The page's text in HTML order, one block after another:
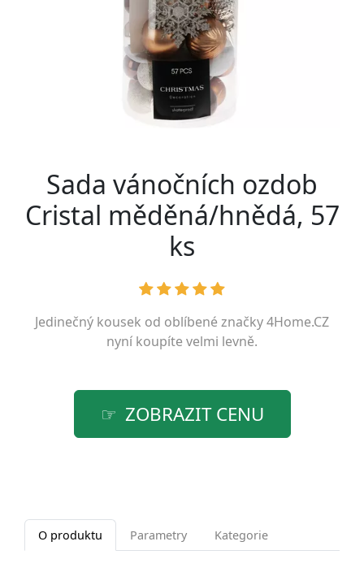
Sada vánočních ozdob
Cristal měděná/hnědá, 57
ks
Jedinečný kousek od oblíbené značky4Home.CZ
nyní koupíte velmi levně.
ZOBRAZIT CENU
O produktu Parametry Kategorie